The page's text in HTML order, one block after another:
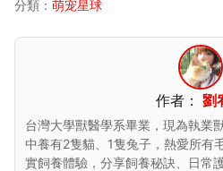
分類： 萌宠星球
作者： 劉
台灣大學獸醫學系畢業，現為執業
中養有2隻貓、1隻兔子，熱愛所有
實飼養體驗，分享飼養秘訣、日常